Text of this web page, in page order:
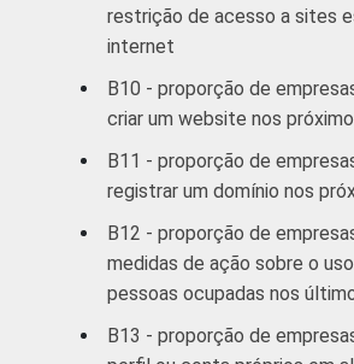
Fonte: NIC.br - nov/2012 a
restrição de acesso a sites
internet
B10 - proporção de
criar um website nos
B11 - proporção de
registrar um domínio nos
B12 - proporção de
medidas de ação sobre o
pessoas ocupadas nos
B13 - proporção de